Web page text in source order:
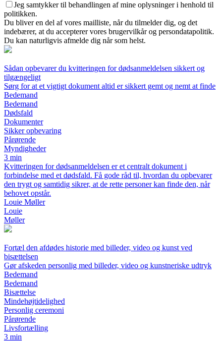
Jeg samtykker til behandlingen af mine oplysninger i henhold til
politikken.
Du bliver en del af vores mailliste, når du tilmelder dig, og det
indebærer, at du accepterer vores brugervilkår og persondatapolitik.
Du kan naturligvis afmelde dig når som helst.
Sådan opbevarer du kvitteringen for dødsanmeldelsen sikkert og
tilgængeligt
Sørg for at et vigtigt dokument altid er sikkert gemt og nemt at finde
Bedemand
Bedemand
Dødsfald
Dokumenter
Sikker opbevaring
Pårørende
Myndigheder
3 min
Kvitteringen for dødsanmeldelsen er et centralt dokument i
forbindelse med et dødsfald. Få gode råd til, hvordan du opbevarer
den trygt og samtidig sikrer, at de rette personer kan finde den, når
behovet opstår.
Louie Møller
Louie
Møller
Fortæl den afdødes historie med billeder, video og kunst ved
bisættelsen
Gør afskeden personlig med billeder, video og kunstneriske udtryk
Bedemand
Bedemand
Bisættelse
Mindehøjtidelighed
Personlig ceremoni
Pårørende
Livsfortælling
3 min